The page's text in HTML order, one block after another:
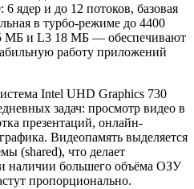
ядер и до 12 потоков, базовая
в турбо-режиме до 4400
и L3 18 МБ — обеспечивают
работу приложений
Intel UHD Graphics 730
задач: просмотр видео в
презентаций, онлайн-
Видеопамять выделяется
(shared), что делает
наличии большего объёма ОЗУ
пропорционально.